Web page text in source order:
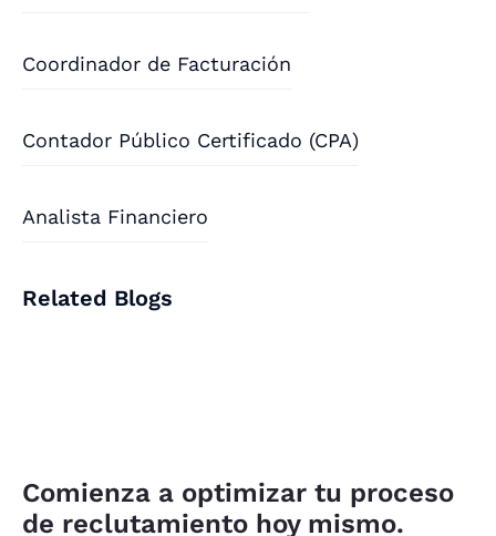
Coordinador de Facturación
Contador Público Certificado (CPA)
Analista Financiero
Related Blogs
Comienza a optimizar tu proceso
de reclutamiento hoy mismo.